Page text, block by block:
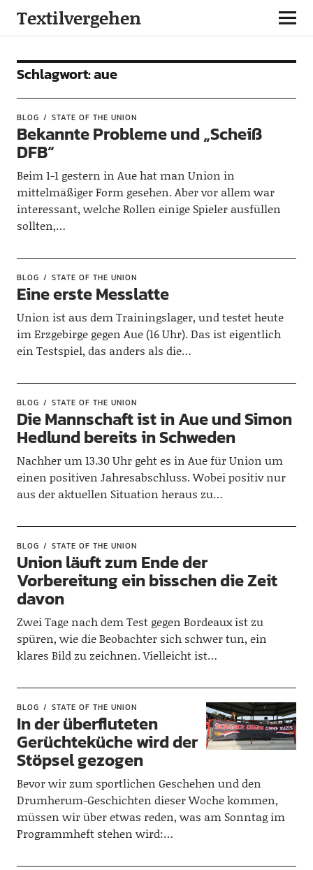
Textilvergehen
Schlagwort:aue
BLOG STATE OF THE UNION
Bekannte Probleme und „Scheiß
DFB“
Beim 1-1 gestern in Aue hat man Union in
mittelmäßiger Form gesehen. Aber vor allem war
interessant, welche Rollen einige Spieler ausfüllen
sollten,…
BLOG STATE OF THE UNION
Eine erste Messlatte
Union ist aus dem Trainingslager, und testet heute
im Erzgebirge gegen Aue (16 Uhr). Das ist eigentlich
ein Testspiel, das anders als die…
BLOG STATE OF THE UNION
Die Mannschaft ist in Aue und Simon
Hedlund bereits in Schweden
Nachher um 13.30 Uhr geht es in Aue für Union um
einen positiven Jahresabschluss. Wobei positiv nur
aus der aktuellen Situation heraus zu…
BLOG STATE OF THE UNION
Union läuft zum Ende der
Vorbereitung ein bisschen die Zeit
davon
Zwei Tage nach dem Test gegen Bordeaux ist zu
spüren, wie die Beobachter sich schwer tun, ein
klares Bild zu zeichnen. Vielleicht ist…
BLOG STATE OF THE UNION
In der überfluteten
Gerüchteküche wird der
Stöpsel gezogen
Bevor wir zum sportlichen Geschehen und den
Drumherum-Geschichten dieser Woche kommen,
müssen wir über etwas reden, was am Sonntag im
Programmheft stehen wird:…